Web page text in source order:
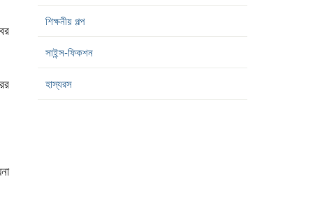
শিক্ষনীয় গল্প
সাইন্স-ফিকশন
হাস্যরস